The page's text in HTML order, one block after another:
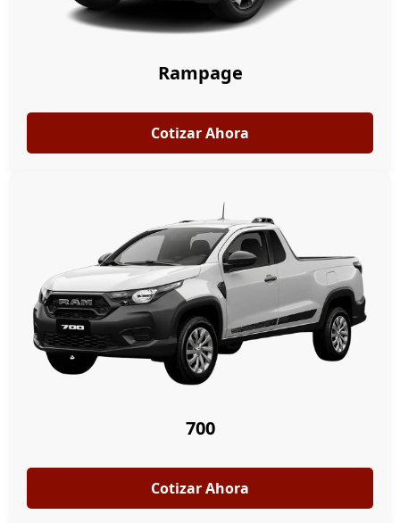
Rampage
Cotizar Ahora
700
Cotizar Ahora